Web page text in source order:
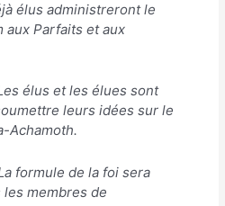
élus administreront le
aux Parfaits et aux
élus et les élues sont
leurs idées sur le
Achamoth.
formule de la foi sera
membres de